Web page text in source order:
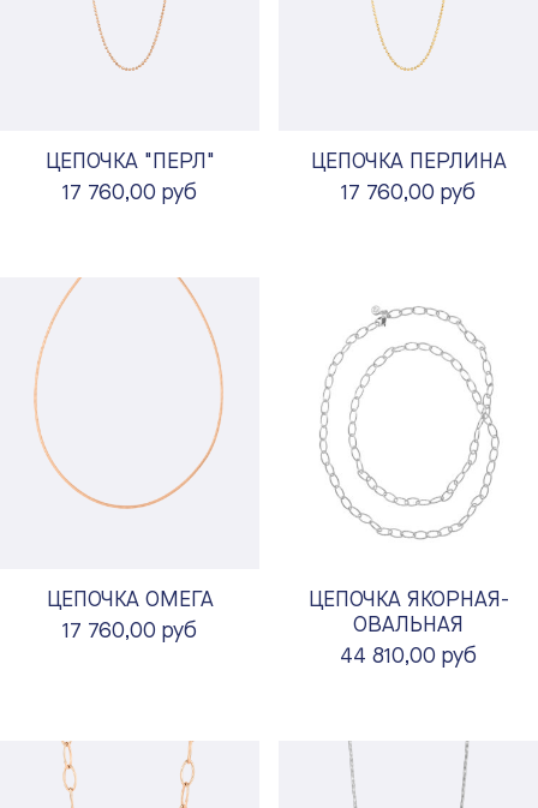
ЦЕПОЧКА "ПЕРЛ"
17 760,00 руб
ЦЕПОЧКА ПЕРЛИНА
17 760,00 руб
ЦЕПОЧКА ОМЕГА
17 760,00 руб
ЦЕПОЧКА ЯКОРНАЯ-
ОВАЛЬНАЯ
44 810,00 руб